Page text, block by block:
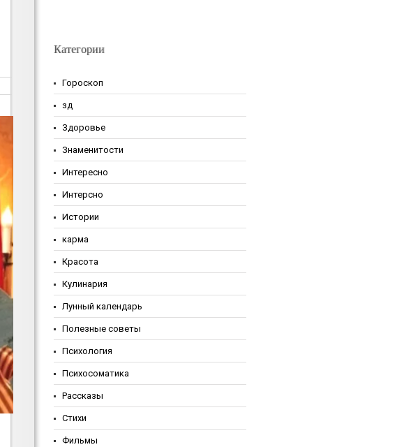
Категории
Гороскоп
зд
Здоровье
Знаменитости
Интересно
Интерсно
Истории
карма
Красота
Кулинария
Лунный календарь
Полезные советы
Психология
Психосоматика
Рассказы
Стихи
Фильмы